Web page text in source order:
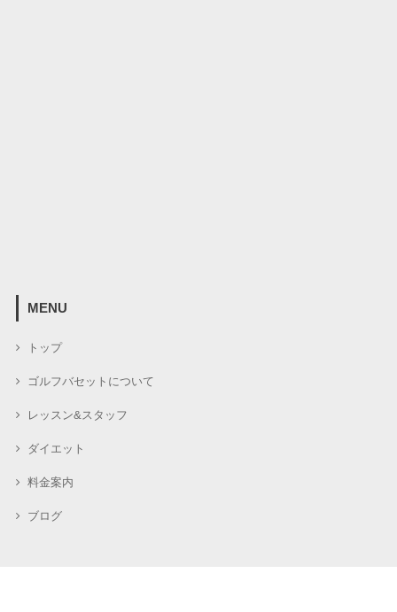
MENU
トップ
ゴルフバセットについて
レッスン&スタッフ
ダイエット
料金案内
ブログ